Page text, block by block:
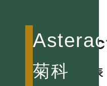
菊科
Eupatorium 澤蘭屬
Farfugium 山菊屬
Flaveria 黃頂菊屬種列表